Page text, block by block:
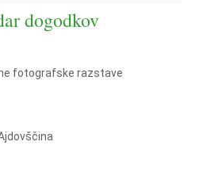
dogodkov
fotografske razstave